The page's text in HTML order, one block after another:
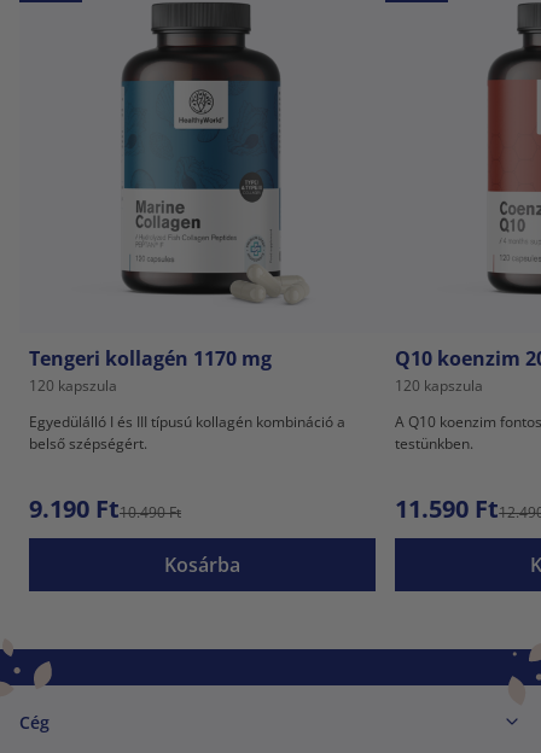
Tengeri kollagén 1170 mg
120 kapszula
Egyedülálló I és III típusú kollagén kombináció a
belső szépségért.
9.190 Ft10.490 Ft
Kosárba
Q10 koenzim
120 kapszula
A Q10 koenzim
testünkben.
11.590 Ft
Cég